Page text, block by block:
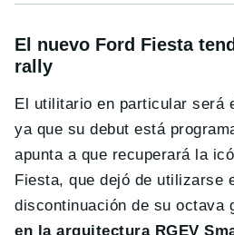
El nuevo Ford Fiesta
rally
El utilitario en particular será
ya que su debut está
apunta a que recuperará la
Fiesta, que dejó de utilizarse
discontinuación de su octava
en la arquitectura RGEV